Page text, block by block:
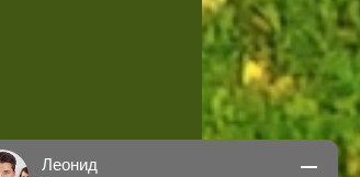
Леонид